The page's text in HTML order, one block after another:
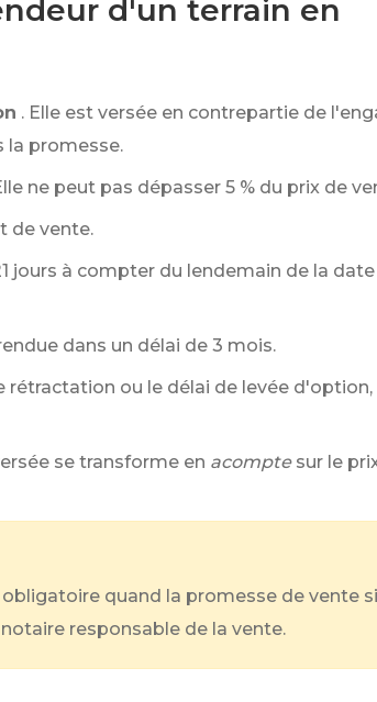
d'un terrain en
. Elle est versée en contrepartie de
la promesse.
ne peut pas dépasser 5 % du prix de
de vente.
jours à compter du lendemain de la
dans un délai de 3 mois.
rétractation ou le délai de levée
se transforme en acompte sur le
quand la promesse de vente
responsable de la vente.